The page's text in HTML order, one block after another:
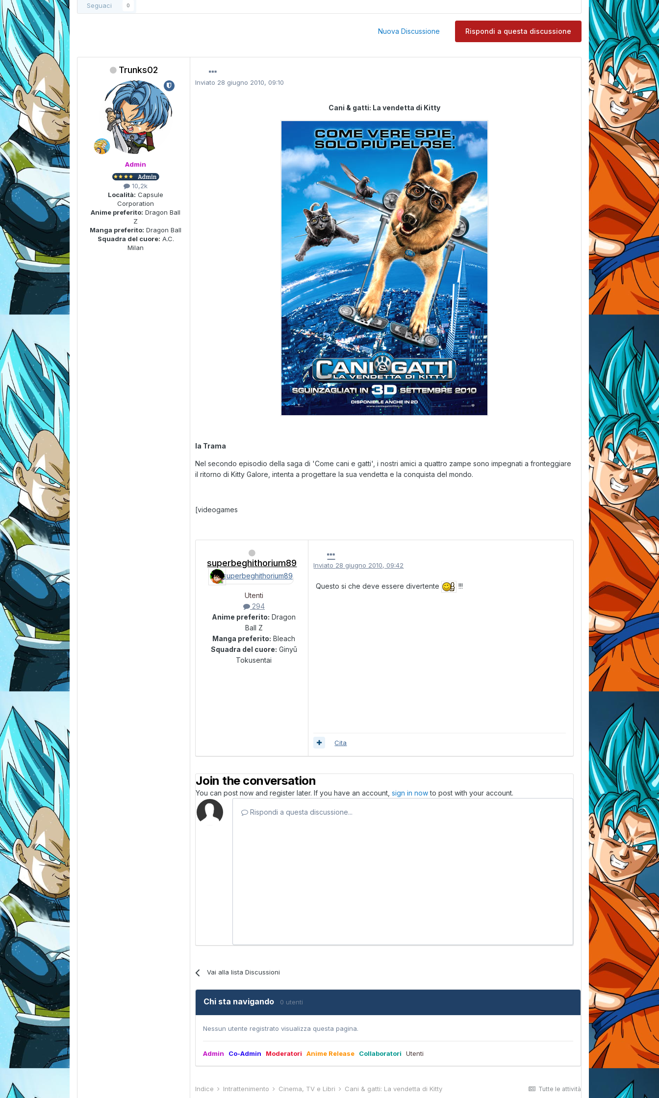
Seguaci 0
Rispondi a questa discussione
Nuova Discussione
Trunks02
Admin
10,2k
Località: Capsule
Corporation
Anime preferito: Dragon Ball
Z
Manga preferito: Dragon Ball
Squadra del cuore: A.C.
Milan
Inviato 28 giugno 2010, 09:10
Cani & gatti: La vendetta di Kitty
la Trama
Nel secondo episodio della saga di 'Come cani e gatti', i nostri amici a quattro zampe sono impegnati a fronteggiare
il ritorno di Kitty Galore, intenta a progettare la sua vendetta e la conquista del mondo.
[videogames
superbeghithorium89
Utenti
294
Anime preferito: Dragon
Ball Z
Manga preferito: Bleach
Squadra del cuore: Ginyū
Tokusentai
Inviato 28 giugno 2010, 09:42
Questo si che deve essere divertente !!!
Cita
Join the conversation
You can post now and register later. If you have an account,sign in nowto post with your account.
Rispondi a questa discussione...
Vai alla lista Discussioni
Chi sta navigando 0 utenti
Nessun utente registrato visualizza questa pagina.
Admin Co-Admin Moderatori Anime Release Collaboratori Utenti
Tutte le attività
Indice Intrattenimento Cinema, TV e Libri Cani & gatti: La vendetta di Kitty